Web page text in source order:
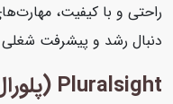
راحتی و با کیفیت، مهارت‌های
دنبال رشد و پیشرفت شغلی
Pluralsight (پلورال سایت)